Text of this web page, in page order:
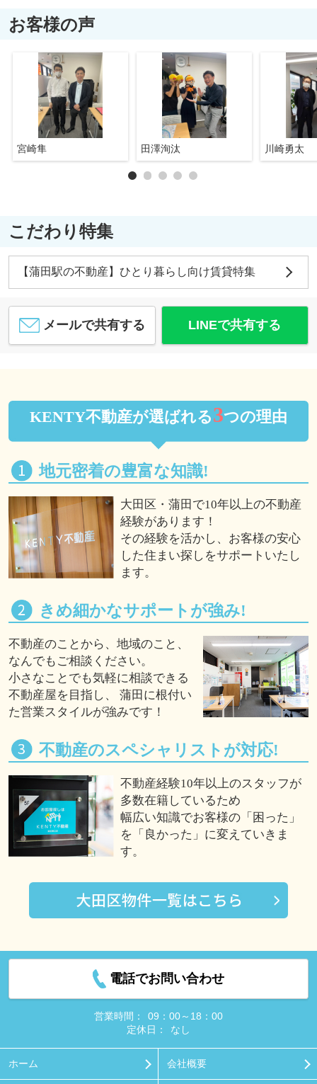
お客様の声
宮崎隼 田澤洵汰 川崎勇太
こだわり特集
【蒲田駅の不動産】ひとり暮らし向け賃貸特集
メールで共有する LINEで共有する
KENTY不動産が選ばれる3つの理由
地元密着の豊富な知識!
大田区・蒲田で10年以上の不動産
経験があります！
その経験を活かし、お客様の安心
した住まい探しをサポートいたし
ます。
きめ細かなサポートが強み!
不動産のことから、地域のこと、
なんでもご相談ください。
小さなことでも気軽に相談できる
不動産屋を目指し、 蒲田に根付い
た営業スタイルが強みです！
不動産のスペシャリストが対応!
不動産経験10年以上のスタッフが
多数在籍しているため
幅広い知識でお客様の「困った」
を「良かった」に変えていきま
す。
電話でお問い合わせ
営業時間：
09：00～18：00
定休日：
なし
ホーム 会社概要